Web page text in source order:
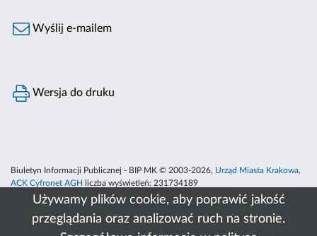
Używamy plików cookie, aby poprawić jakość
przeglądania oraz analizować ruch na stronie.
Wyślij e-mailem
Wersja do druku
Biuletyn Informacji Publicznej - BIP MK © 2003-2026, Urząd Miasta Krakowa,
ACK Cyfronet AGH
liczba wyświetleń: 231734189